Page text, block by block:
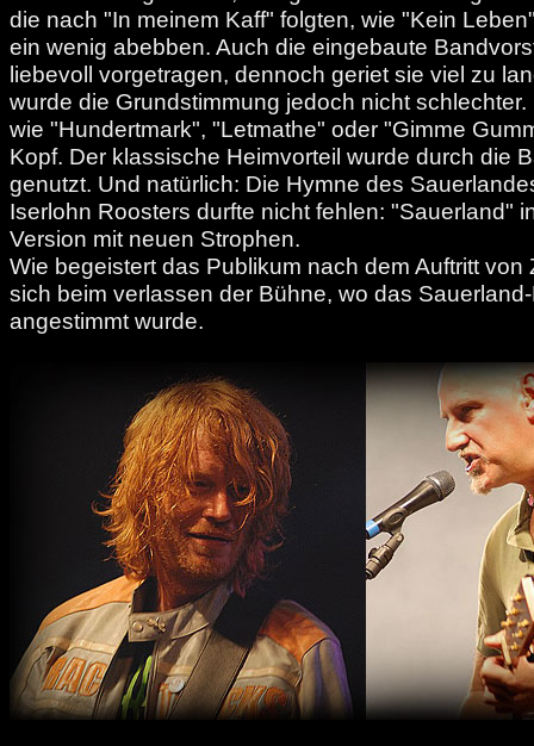
die nach "In meinem Kaff" folgten, wie "Kein
ein wenig abebben. Auch die eingebaute
liebevoll vorgetragen, dennoch geriet sie viel zu
wurde die Grundstimmung jedoch nicht
wie "Hundertmark", "Letmathe" oder "Gimme
Kopf. Der klassische Heimvorteil wurde durch die
genutzt. Und natürlich: Die Hymne des
Iserlohn Roosters durfte nicht fehlen: "Sauerland"
Version mit neuen Strophen.
Wie begeistert das Publikum nach dem Auftritt von
sich beim verlassen der Bühne, wo das
angestimmt wurde.